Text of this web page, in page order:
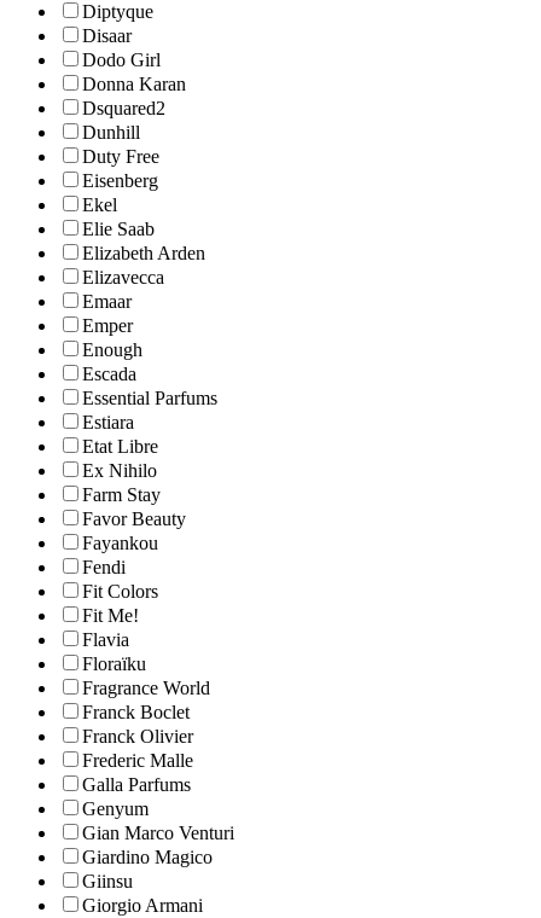
Diptyque
Disaar
Dodo Girl
Donna Karan
Dsquared2
Dunhill
Duty Free
Eisenberg
Ekel
Elie Saab
Elizabeth Arden
Elizavecca
Emaar
Emper
Enough
Escada
Essential Parfums
Estiara
Etat Libre
Ex Nihilo
Farm Stay
Favor Beauty
Fayankou
Fendi
Fit Colors
Fit Me!
Flavia
Floraïku
Fragrance World
Franck Boclet
Franck Olivier
Frederic Malle
Galla Parfums
Genyum
Gian Marco Venturi
Giardino Magico
Giinsu
Giorgio Armani